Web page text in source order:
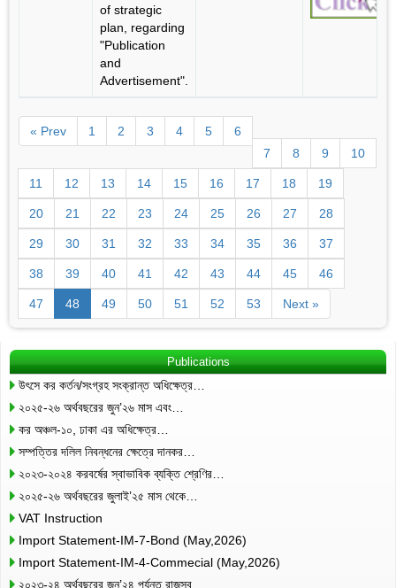
of strategic
plan, regarding
"Publication
and
Advertisement".
« Prev 1 2 3 4 5
6
7
8 9 10
11 12 13 14 15 16 17 18 19
20 21 22 23 24 25 26 27 28
29 30 31 32 33 34 35 36 37
38 39 40 41 42 43 44 45 46
47 48 49 50 51 52 53 Next »
Publications
উৎসে কর কর্তন/সংগ্রহ সংক্রান্ত অধিক্ষেত্র…
২০২৫-২৬ অর্থবছরের জুন’২৬ মাস এবং…
কর অঞ্চল-১০, ঢাকা এর অধিক্ষেত্র…
সম্পত্তির দলিল নিবন্ধনের ক্ষেত্রে দানকর…
২০২৩-২০২৪ করবর্ষের স্বাভাবিক ব্যক্তি শ্রেণির…
২০২৫-২৬ অর্থবছরের জুলাই’২৫ মাস থেকে…
VAT Instruction
Import Statement-IM-7-Bond (May,2026)
Import Statement-IM-4-Commecial (May,2026)
২০২৩-২৪ অর্থবছরের জুন’২৪ পর্যন্ত রাজস্ব…